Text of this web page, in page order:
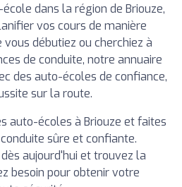
dans la région de Briouze,
vos cours de manière
débutiez ou cherchiez à
de conduite, notre annuaire
des auto-écoles de confiance,
sur la route.
auto-écoles à Briouze et faites
sûre et confiante.
aujourd'hui et trouvez la
besoin pour obtenir votre